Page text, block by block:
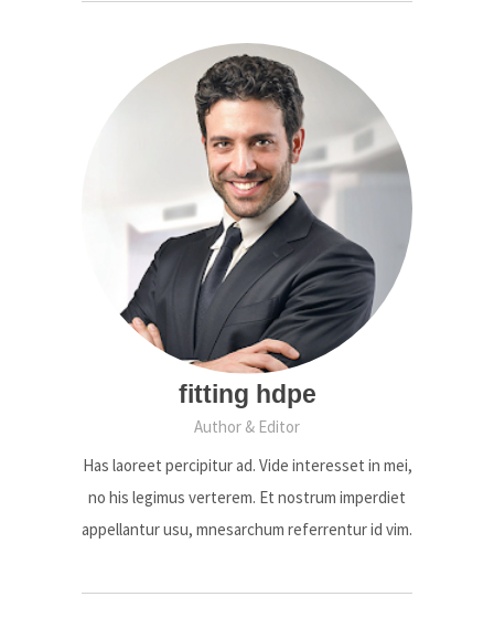
fitting hdpe
Author & Editor
Has laoreet percipitur ad. Vide interesset in mei,
no his legimus verterem. Et nostrum imperdiet
appellantur usu, mnesarchum referrentur id vim.